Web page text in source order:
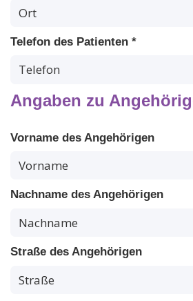
Telefon des Patienten *
Angaben zu
Vorname des Angehörigen
Nachname des Angehörigen
Straße des Angehörigen